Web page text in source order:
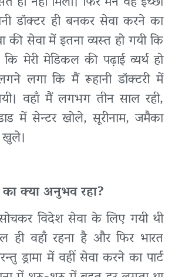
डॉक्टर ही बनकर सेवा करने का
की सेवा में इतना व्यस्त हो गयी कि
मेरी मेडिकल की पढ़ाई व्यर्थ हो
लगा कि मैं रूहानी डॉक्टरी में
वहाँ मैं लगभग तीन साल रही,
में सेन्टर खोले, सूरीनाम, जमैका
का क्या अनुभव रहा?
विदेश सेवा के लिए गयी थी
वहाँ रहना है और फिर भारत
ड्रामा में वहीं सेवा करने का पार्ट